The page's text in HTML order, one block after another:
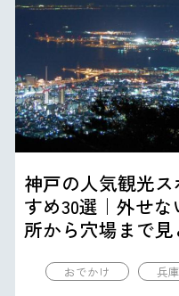
神戸の人気観光
すめ30選｜外せ
所から穴場まで見
おでかけ 兵庫